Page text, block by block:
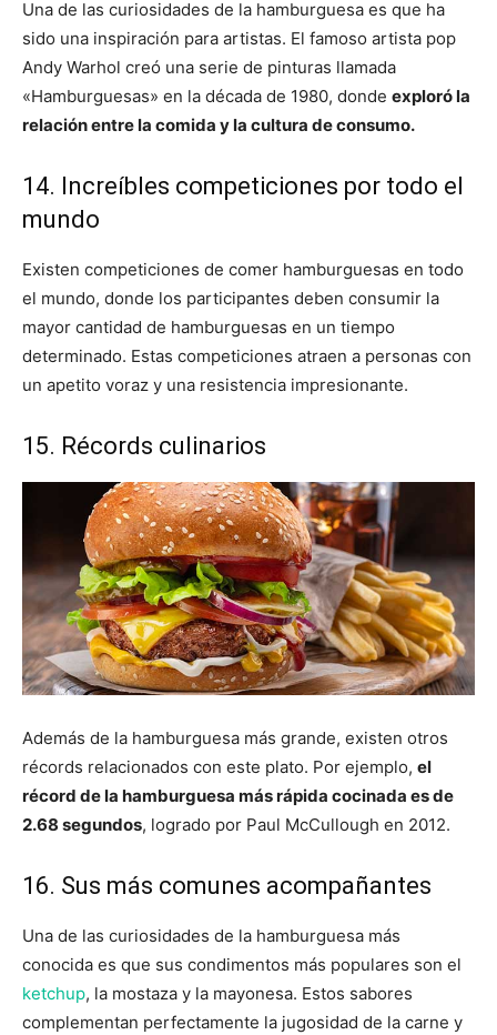
Una de las curiosidades de la hamburguesa es que ha
sido una inspiración para artistas. El famoso artista pop
Andy Warhol creó una serie de pinturas llamada
«Hamburguesas» en la década de 1980, donde exploró la
relación entre la comida y la cultura de consumo.
14. Increíbles competiciones por todo el
mundo
Existen competiciones de comer hamburguesas en todo
el mundo, donde los participantes deben consumir la
mayor cantidad de hamburguesas en un tiempo
determinado. Estas competiciones atraen a personas con
un apetito voraz y una resistencia impresionante.
15. Récords culinarios
Además de la hamburguesa más grande, existen otros
récords relacionados con este plato. Por ejemplo, el
récord de la hamburguesa más rápida cocinada es de
2.68 segundos, logrado por Paul McCullough en 2012.
16. Sus más comunes acompañantes
Una de las curiosidades de la hamburguesa más
conocida es que sus condimentos más populares son el
ketchup, la mostaza y la mayonesa. Estos sabores
complementan perfectamente la jugosidad de la carne y